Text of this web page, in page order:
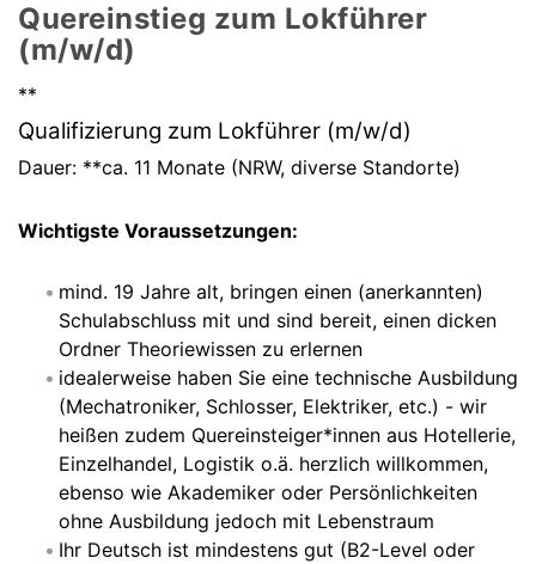
Quereinstieg zum Lokführer
(m/w/d)
**
Qualifizierung zum Lokführer (m/w/d)
Dauer: **ca. 11 Monate (NRW, diverse Standorte)
Wichtigste Voraussetzungen:
mind. 19 Jahre alt, bringen einen (anerkannten)
Schulabschluss mit und sind bereit, einen dicken
Ordner Theoriewissen zu erlernen
idealerweise haben Sie eine technische Ausbildung
(Mechatroniker, Schlosser, Elektriker, etc.) - wir
heißen zudem Quereinsteiger*innen aus Hotellerie,
Einzelhandel, Logistik o.ä. herzlich willkommen,
ebenso wie Akademiker oder Persönlichkeiten
ohne Ausbildung jedoch mit Lebenstraum
Ihr Deutsch ist mindestens gut (B2-Level oder